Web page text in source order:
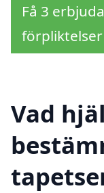
Få 3
förpliktelser
Vad